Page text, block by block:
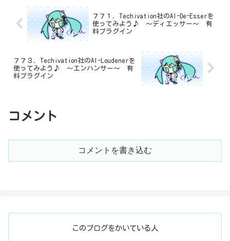
７７１．Techivation社のAI-De-Esserを
使ってみよう♪ ～ディエッサー～ 有
料プラグイン
７７３．Techivation社のAI-Loudenerを
使ってみよう♪ ～エンハンサー～ 有
料プラグイン
コメント
コメントを書き込む
このブログをかいている人